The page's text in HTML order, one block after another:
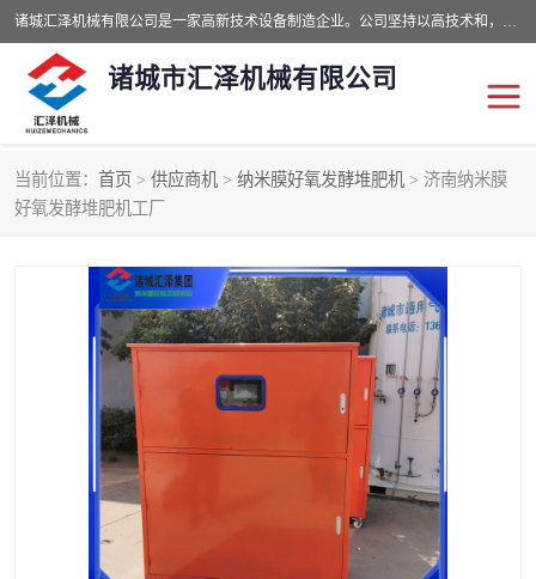
诸城汇泽机械有限公司是一家高新技术设备制造企业。公司坚持以高技术和，高服务于用户，以的环保机械制造设备赢的用户的信赖。现在主要生产死亡畜禽无害化处理和立式和卧式有机肥设备，搅拌机，烘干机，高温发酵机等。污水处理设备，固液分离机。气浮机，化制机等。公司秉承品质，用户至上，科技创新的经营理。
诸城市汇泽机械有限公司
当前位置： 首页 > 供应商机 > 纳米膜好氧发酵堆肥机 > 济南纳米膜
好氧发酵堆肥机工厂
发酵设备
鸡粪发酵机 有机肥设备
纳米膜好氧发酵堆肥机 粪污烘干酶体机
膜式堆肥机 纳米膜发酵
膜式发酵仓 分子膜堆肥仓
分子膜发酵堆肥设备